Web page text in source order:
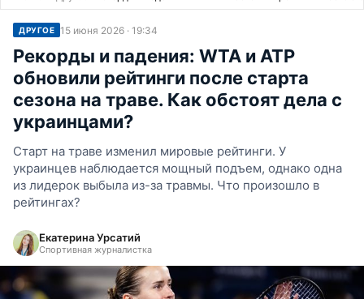
ДРУГОЕ 15 июня 2026 · 19:34
Рекорды и падения: WTA и ATP
обновили рейтинги после старта
сезона на траве. Как обстоят дела с
украинцами?
Старт на траве изменил мировые рейтинги. У
украинцев наблюдается мощный подъем, однако одна
из лидерок выбыла из-за травмы. Что произошло в
рейтингах?
Екатерина Урсатий
Спортивная журналистка